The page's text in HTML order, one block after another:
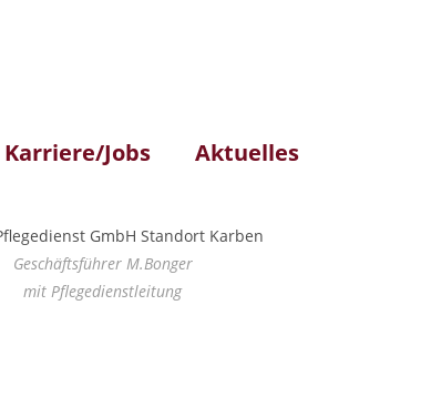
Karriere/Jobs Aktuelles
Geschäftsführer M.Bonger
mit Pflegedienstleitung